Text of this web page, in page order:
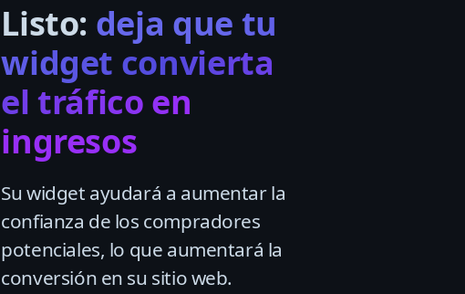
Listo: deja que tu
widget convierta
el tráfico en
ingresos
Su widget ayudará a aumentar la
confianza de los compradores
potenciales, lo que aumentará la
conversión en su sitio web.